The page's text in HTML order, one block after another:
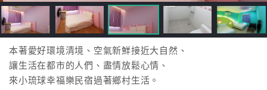
飯
店
訂
房
HOT
本著愛好環境清境、空氣新鮮接近大自然、
讓生活在都市的人們、盡情放鬆心情、
來小琉球幸福樂民宿過著鄉村生活。